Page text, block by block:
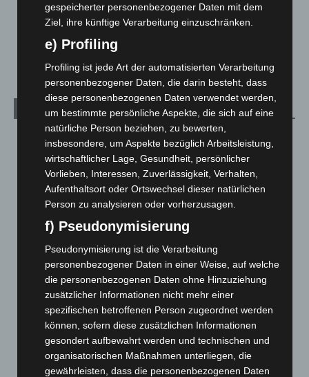
Über uns
Veranstaltungen
Archiv
August 2026(10)
Juli 2026(73)
Juni 2026(139)
Mai 2026(99)
April 2026(99)
März 2026 (115)
Februar 2026(109)
Januar 2026(122)
Dezember 2025
(103)
November 2025(114)
Oktober 2025(112)
September 2025(93)
gespeicherter personenbezogener Daten mit dem
Ziel, ihre künftige Verarbeitung einzuschränken.
e) Profiling
Profiling ist jede Art der automatisierten Verarbeitung
personenbezogener Daten, die darin besteht, dass
diese personenbezogenen Daten verwendet werden,
um bestimmte persönliche Aspekte, die sich auf eine
natürliche Person beziehen, zu bewerten,
insbesondere, um Aspekte bezüglich Arbeitsleistung,
wirtschaftlicher Lage, Gesundheit, persönlicher
Vorlieben, Interessen, Zuverlässigkeit, Verhalten,
Aufenthaltsort oder Ortswechsel dieser natürlichen
Person zu analysieren oder vorherzusagen.
f) Pseudonymisierung
Pseudonymisierung ist die Verarbeitung
personenbezogener Daten in einer Weise, auf welche
die personenbezogenen Daten ohne Hinzuziehung
zusätzlicher Informationen nicht mehr einer
spezifischen betroffenen Person zugeordnet werden
können, sofern diese zusätzlichen Informationen
gesondert aufbewahrt werden und technischen und
organisatorischen Maßnahmen unterliegen, die
gewährleisten, dass die personenbezogenen Daten